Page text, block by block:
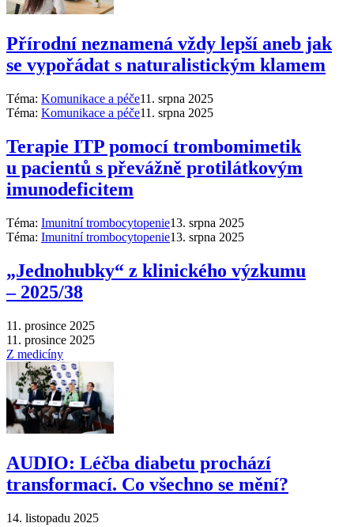
Přírodní neznamená vždy lepší aneb jak
se vypořádat s naturalistickým klamem
Téma: Komunikace a péče11. srpna 2025
Téma: Komunikace a péče11. srpna 2025
Terapie ITP pomocí trombomimetik
u pacientů s převážně protilátkovým
imunodeficitem
Téma: Imunitní trombocytopenie13. srpna 2025
Téma: Imunitní trombocytopenie13. srpna 2025
„Jednohubky“ z klinického výzkumu
–⁠ 2025/38
11. prosince 2025
11. prosince 2025
Z medicíny
AUDIO: Léčba diabetu prochází
transformací. Co všechno se mění?
14. listopadu 2025